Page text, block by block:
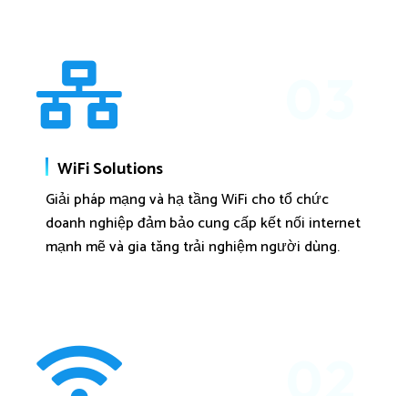
WiFi Solutions
Giải pháp mạng và hạ tầng WiFi cho tổ chức
doanh nghiệp đảm bảo cung cấp kết nối internet
mạnh mẽ và gia tăng trải nghiệm người dùng.